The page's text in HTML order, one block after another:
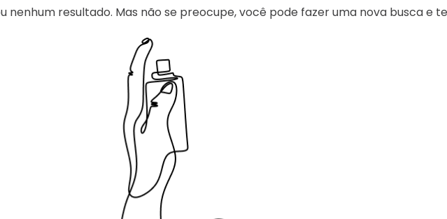
nenhum resultado. Mas não se preocupe, você pode fazer uma nova busca e